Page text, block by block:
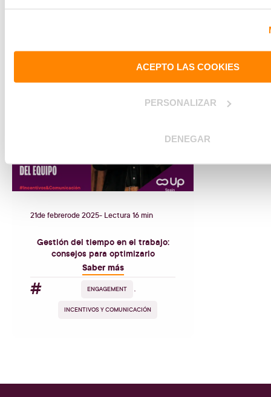
ACEPTO LAS COOKIES
PERSONALIZAR
DENEGAR
21defebrerode2025- Lectura 16 min
Gestión del tiempo en el trabajo:
consejos para optimizarlo
Saber más
# ENGAGEMENT ,
INCENTIVOS Y COMUNICACIÓN